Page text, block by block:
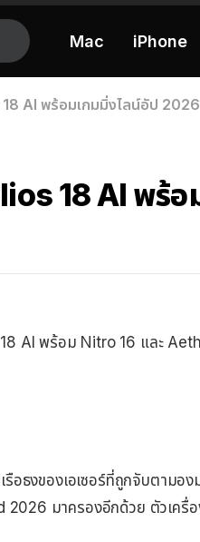
Mac iPhone
AI พร้อมเกมมิ่งไลน์อัป 2026
18 AI พร้อ
AI พร้อม Nitro 16 และ
อธงของเอเซอร์ที่ถูกจับตามอง
2026 มาครองอีกด้วย ตัวเครื่